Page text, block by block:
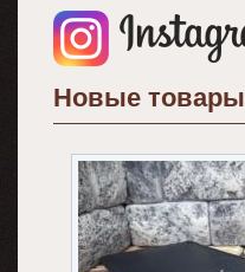
Новые товары